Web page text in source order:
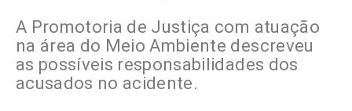
A Promotoria de Justiça com atuação
na área do Meio Ambiente descreveu
as possíveis responsabilidades dos
acusados no acidente.